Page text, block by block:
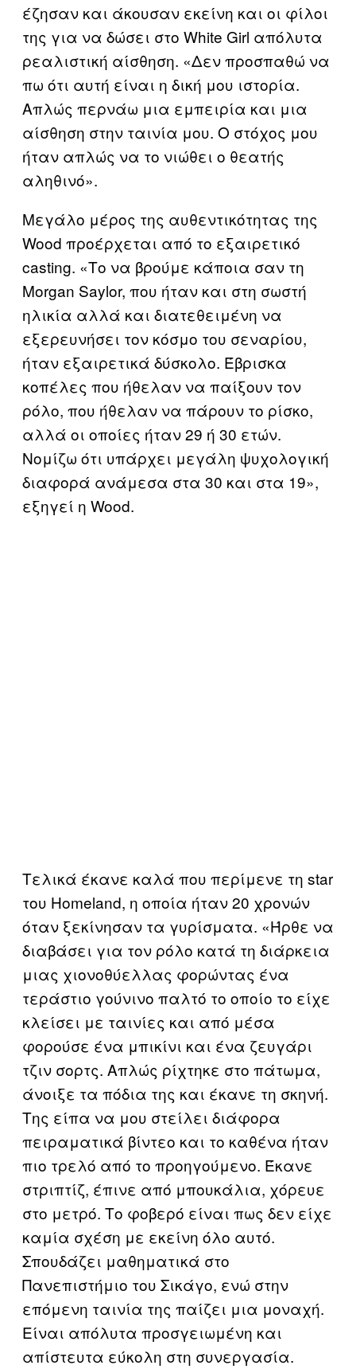
έζησαν και άκουσαν εκείνη και οι φίλοι
της για να δώσει στο White Girl απόλυτα
ρεαλιστική αίσθηση. «Δεν προσπαθώ να
πω ότι αυτή είναι η δική μου ιστορία.
Απλώς περνάω μια εμπειρία και μια
αίσθηση στην ταινία μου. Ο στόχος μου
ήταν απλώς να το νιώθει ο θεατής
αληθινό».
Μεγάλο μέρος της αυθεντικότητας της
Wood προέρχεται από το εξαιρετικό
casting. «Το να βρούμε κάποια σαν τη
Morgan Saylor, που ήταν και στη σωστή
ηλικία αλλά και διατεθειμένη να
εξερευνήσει τον κόσμο του σεναρίου,
ήταν εξαιρετικά δύσκολο. Έβρισκα
κοπέλες που ήθελαν να παίξουν τον
ρόλο, που ήθελαν να πάρουν το ρίσκο,
αλλά οι οποίες ήταν 29 ή 30 ετών.
Νομίζω ότι υπάρχει μεγάλη ψυχολογική
διαφορά ανάμεσα στα 30 και στα 19»,
εξηγεί η Wood.
Τελικά έκανε καλά που περίμενε τη star
του Homeland, η οποία ήταν 20 χρονών
όταν ξεκίνησαν τα γυρίσματα. «Ήρθε να
διαβάσει για τον ρόλο κατά τη διάρκεια
μιας χιονοθύελλας φορώντας ένα
τεράστιο γούνινο παλτό το οποίο το είχε
κλείσει με ταινίες και από μέσα
φορούσε ένα μπικίνι και ένα ζευγάρι
τζιν σορτς. Απλώς ρίχτηκε στο πάτωμα,
άνοιξε τα πόδια της και έκανε τη σκηνή.
Της είπα να μου στείλει διάφορα
πειραματικά βίντεο και το καθένα ήταν
πιο τρελό από το προηγούμενο. Έκανε
στριπτίζ, έπινε από μπουκάλια, χόρευε
στο μετρό. Το φοβερό είναι πως δεν είχε
καμία σχέση με εκείνη όλο αυτό.
Σπουδάζει μαθηματικά στο
Πανεπιστήμιο του Σικάγο, ενώ στην
επόμενη ταινία της παίζει μια μοναχή.
Είναι απόλυτα προσγειωμένη και
απίστευτα εύκολη στη συνεργασία.